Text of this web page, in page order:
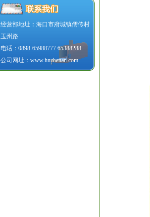
经营部地址：海口市府城镇儒传村
玉州路
电话：0898-65988777 65388288
公司网址：www.hnzhenan.com